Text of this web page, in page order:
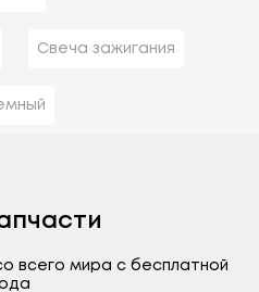
Свеча зажигания
всего мира с бесплатной